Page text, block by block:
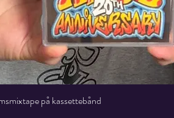
Hurtigvisning
på kassettebånd